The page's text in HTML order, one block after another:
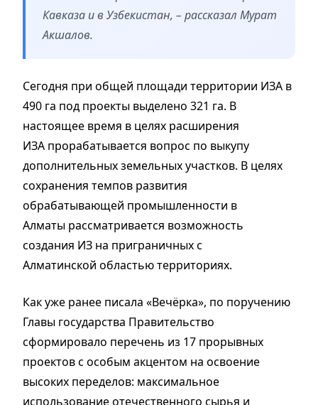
Кавказа и в Узбекистан, – рассказал Мурат
Акшалов.
Сегодня при общей площади территории ИЗА в
490 га под проекты выделено 321 га. В
настоящее время в целях расширения
ИЗА прорабатывается вопрос по выкупу
дополнительных земельных участков. В целях
сохранения темпов развития
обрабатывающей промышленности в
Алматы рассматривается возможность
создания ИЗ на приграничных с
Алматинской областью территориях.
Как уже ранее писала «Вечёрка», по поручению
Главы государства Правительство
сформировало перечень из 17 прорывных
проектов с особым акцентом на освоение
высоких переделов: максимальное
использование отечественного сырья и